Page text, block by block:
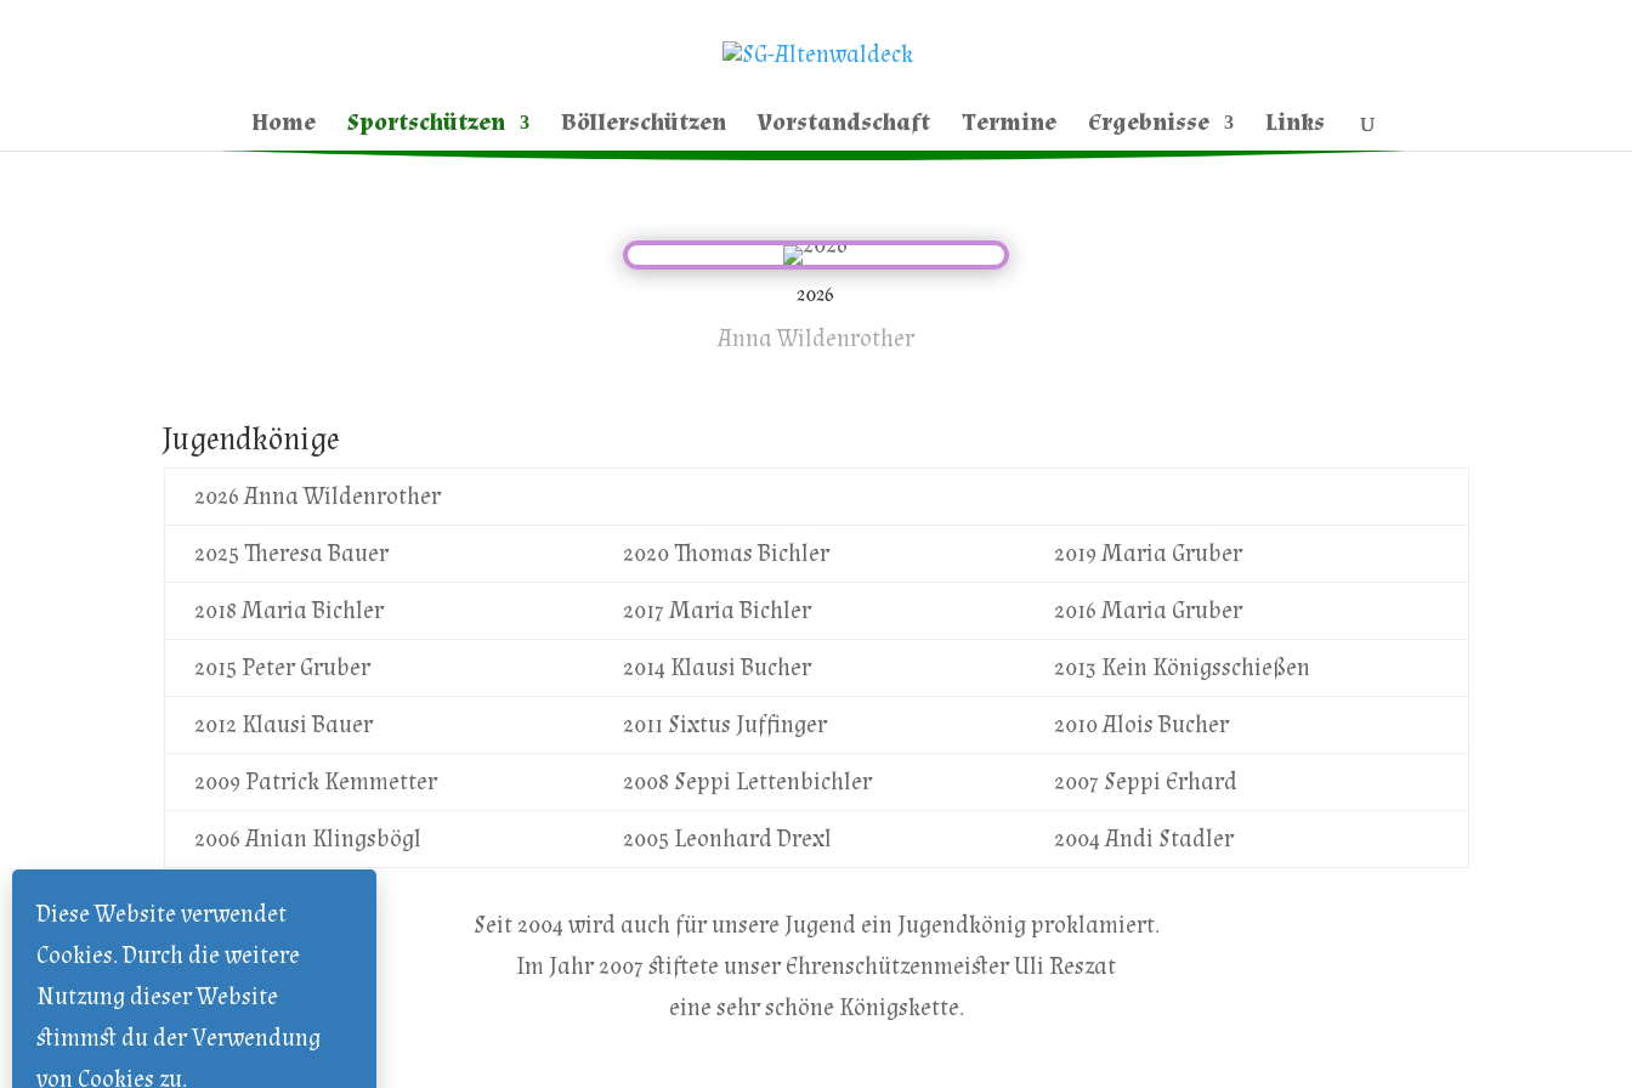
Home Sportschützen Böllerschützen Vorstandschaft Termine Ergebnisse Links
2026
Anna Wildenrother
Jugendkönige
2026 Anna Wildenrother
2025 Theresa Bauer
2020 Thomas Bichler
2019 Maria Gruber
2018 Maria Bichler
2017 Maria Bichler
2016 Maria Gruber
2015 Peter Gruber
2014 Klausi Bucher
2013 Kein Königsschießen
2012 Klausi Bauer
2011 Sixtus Juffinger
2010 Alois Bucher
2009 Patrick Kemmetter
2008 Seppi Lettenbichler
2007 Seppi Erhard
2006 Anian Klingsbögl
2005 Leonhard Drexl 2004 Andi Stadler
Seit 2004 wird auch für unsere Jugend ein Jugendkönig proklamiert.
Im Jahr 2007 stiftete unser Ehrenschützenmeister Uli Reszat
eine sehr schöne Königskette.
Diese Website verwendet
Cookies. Durch die weitere
Nutzung dieser Website
stimmst du der Verwendung
von Cookies zu.